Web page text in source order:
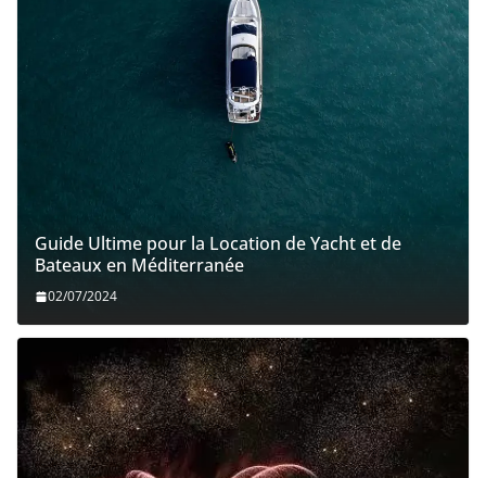
Guide Ultime pour la Location de Yacht et de
Bateaux en Méditerranée
02/07/2024